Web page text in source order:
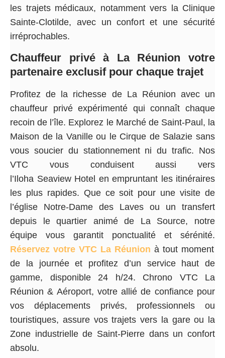
les trajets médicaux, notamment vers la Clinique
Sainte-Clotilde, avec un confort et une sécurité
irréprochables.
Chauffeur privé à La Réunion votre
partenaire exclusif pour chaque trajet
Profitez de la richesse de La Réunion avec un
chauffeur privé expérimenté qui connaît chaque
recoin de l’île. Explorez le Marché de Saint-Paul, la
Maison de la Vanille ou le Cirque de Salazie sans
vous soucier du stationnement ni du trafic. Nos
VTC vous conduisent aussi vers
l’Iloha Seaview Hotel en empruntant les itinéraires
les plus rapides. Que ce soit pour une visite de
l’église Notre-Dame des Laves ou un transfert
depuis le quartier animé de La Source, notre
équipe vous garantit ponctualité et sérénité.
Réservez votre VTC La Réunion à tout moment
de la journée et profitez d’un service haut de
gamme, disponible 24 h/24. Chrono VTC La
Réunion & Aéroport, votre allié de confiance pour
vos déplacements privés, professionnels ou
touristiques, assure vos trajets vers la gare ou la
Zone industrielle de Saint-Pierre dans un confort
absolu.